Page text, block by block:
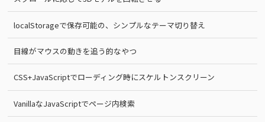
localStorageで保存可能の、シンプルなテーマ切り替え
目線がマウスの動きを追う的なやつ
CSS+JavaScriptでローディング時にスケルトンスクリーン
VanillaなJavaScriptでページ内検索